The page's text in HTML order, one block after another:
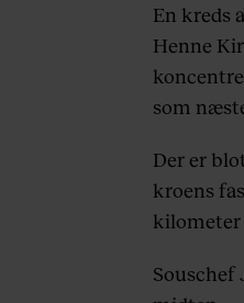
En kreds
Henne
som
Der er
kroens
kilometer
Souschef